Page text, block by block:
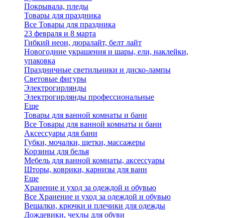
Покрывала, пледы
Товары для праздника
Все Товары для праздника
23 февраля и 8 марта
Гибкий неон, дюралайт, белт лайт
Новогодние украшения и шары, ели, наклейки,
упаковка
Праздничные светильники и диско-лампы
Световые фигуры
Электрогирлянды
Электрогирлянды профессиональные
Еще
Товары для ванной комнаты и бани
Все Товары для ванной комнаты и бани
Аксессуары для бани
Губки, мочалки, щетки, массажеры
Корзины для белья
Мебель для ванной комнаты, аксессуары
Шторы, коврики, карнизы для ванн
Еще
Хранение и уход за одеждой и обувью
Все Хранение и уход за одеждой и обувью
Вешалки, крючки и плечики для одежды
Дождевики, чехлы для обуви